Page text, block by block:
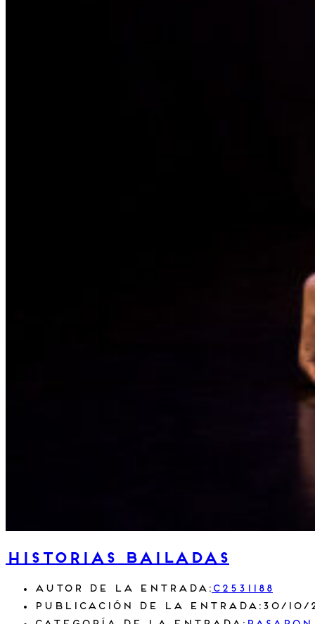
Historias Bailadas
Autor de la entrada: c2531188
Publicación de la entrada: 30/10/